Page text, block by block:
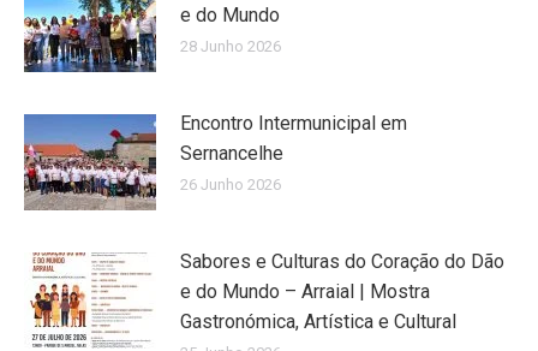
e do Mundo
28 Junho 2026
Encontro Intermunicipal em
Sernancelhe
26 Junho 2026
Sabores e Culturas do Coração do Dão
e do Mundo – Arraial | Mostra
Gastronómica, Artística e Cultural